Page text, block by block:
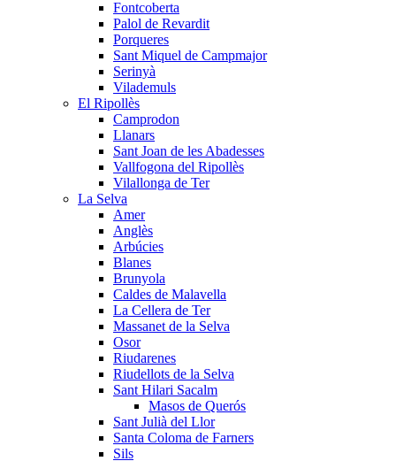
Fontcoberta
Palol de Revardit
Porqueres
Sant Miquel de Campmajor
Serinyà
Vilademuls
El Ripollès
Camprodon
Llanars
Sant Joan de les Abadesses
Vallfogona del Ripollès
Vilallonga de Ter
La Selva
Amer
Anglès
Arbúcies
Blanes
Brunyola
Caldes de Malavella
La Cellera de Ter
Massanet de la Selva
Osor
Riudarenes
Riudellots de la Selva
Sant Hilari Sacalm
Masos de Querós
Sant Julià del Llor
Santa Coloma de Farners
Sils